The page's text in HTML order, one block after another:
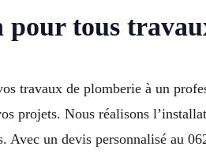
tous
travaux de plomberie à un
projets. Nous réalisons
Avec un devis personnalisé au